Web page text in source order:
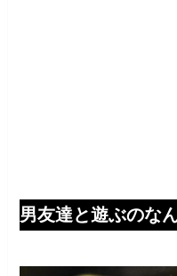
男友達と遊ぶのな